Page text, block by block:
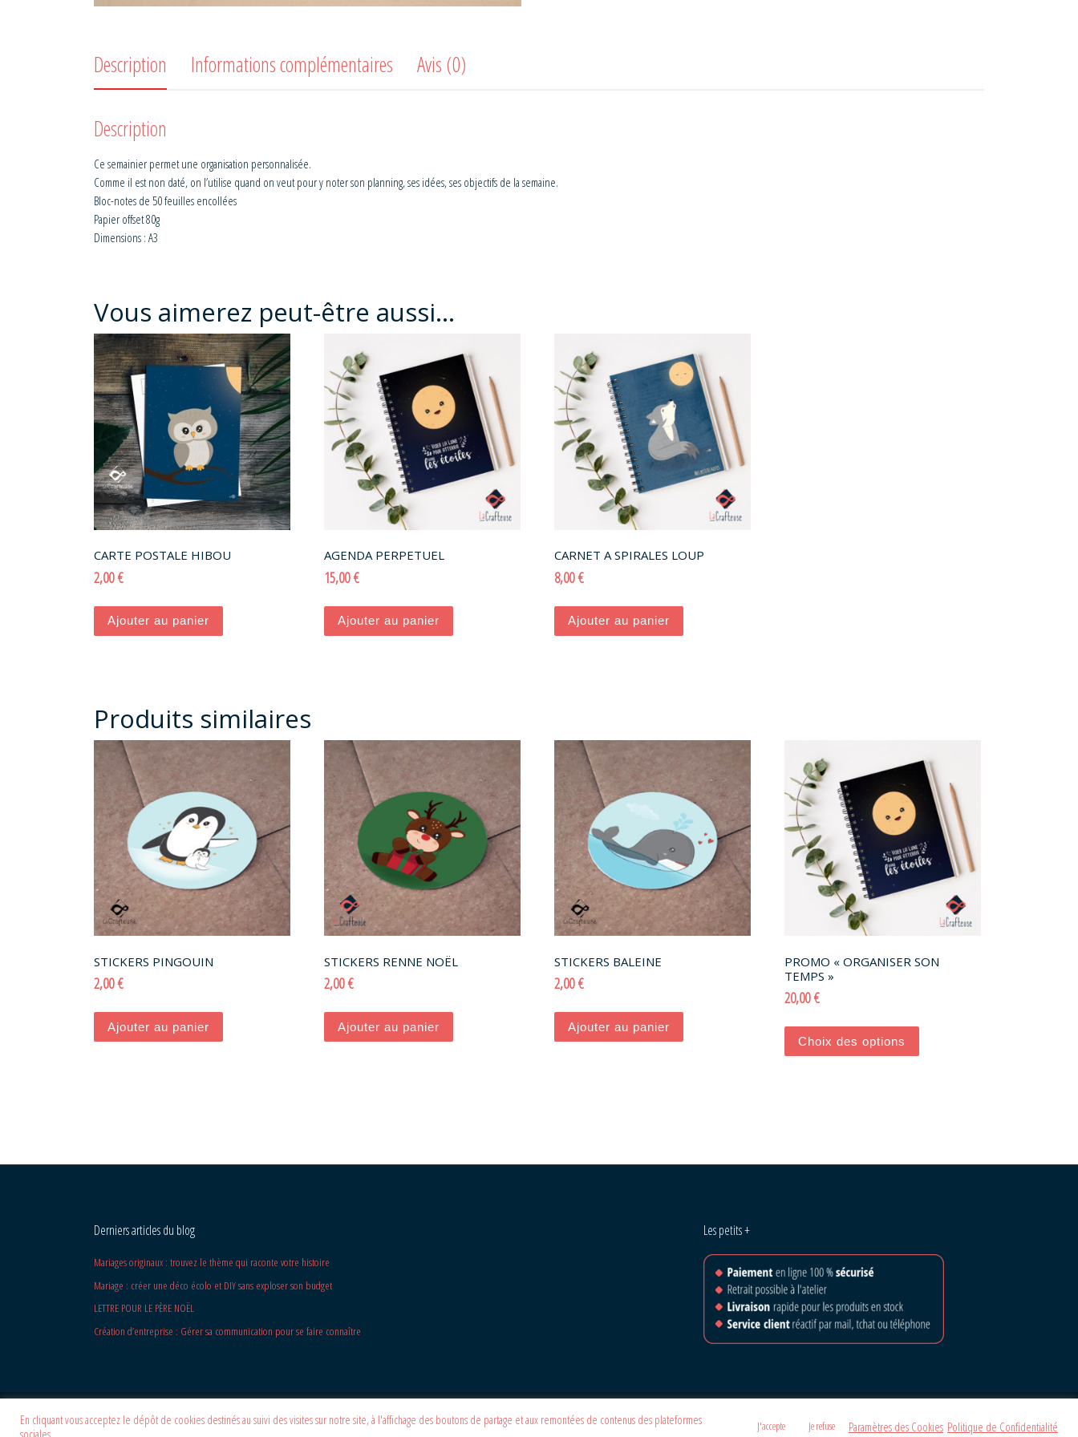
Description Informations complémentaires Avis (0)
Description
Ce semainier permet une organisation personnalisée.
Comme il est non daté, on l’utilise quand on veut pour y noter son planning, ses idées, ses objectifs de la semaine.
Bloc-notes de 50 feuilles encollées
Papier offset 80g
Dimensions : A3
Vous aimerez peut-être aussi…
CARTE POSTALE HIBOU
2,00€
Ajouter au panier
AGENDA PERPETUEL
15,00€
Ajouter au panier
CARNET A SPIRALES LOUP
8,00€
Ajouter au panier
Produits similaires
STICKERS PINGOUIN
2,00€
Ajouter au panier
STICKERS RENNE NOËL
2,00€
Ajouter au panier
STICKERS BALEINE
2,00€
Ajouter au panier
PROMO « ORGANISER SON
TEMPS »
20,00€
Choix des options
Ce produit a plusieurs variations. Les
Derniers articles du blog
Mariages originaux : trouvez le thème qui raconte votre histoire
Mariage : créer une déco écolo et DIY sans exploser son budget
LETTRE POUR LE PÈRE NOËL
Création d’entreprise : Gérer sa communication pour se faire connaître
Les petits +
© 2026 La Crafteuse –Tous les droits sont réservés
En cliquant vous acceptez le dépôt de cookies destinés au suivi des visites sur notre site, à l'affichage des boutons de partage et aux remontées de contenus des plateformes
sociales.
J'accepte Je refuse Paramètres des Cookies Politique de Confidentialité